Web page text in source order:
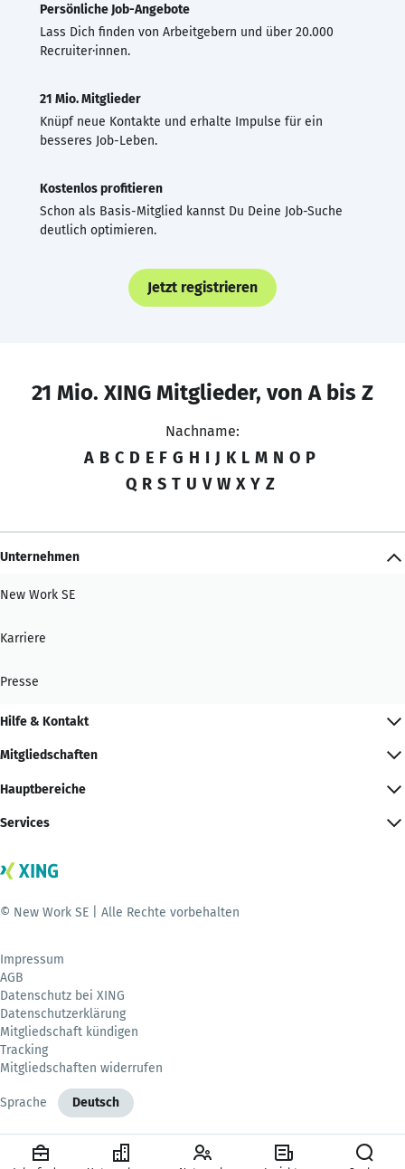
Persönliche Job-Angebote
Lass Dich finden von Arbeitgebern und über 20.000
Recruiter·innen.
21 Mio. Mitglieder
Knüpf neue Kontakte und erhalte Impulse für ein
besseres Job-Leben.
Kostenlos profitieren
Schon als Basis-Mitglied kannst Du Deine Job-Suche
deutlich optimieren.
Jetzt registrieren
21 Mio. XING Mitglieder, von A bis Z
Nachname:
A B C D E F G H I J K L M N O P
Q R S T U V W X Y Z
Unternehmen
New Work SE
Karriere
Presse
Hilfe & Kontakt
Mitgliedschaften
Hauptbereiche
Services
© New Work SE | Alle Rechte vorbehalten
Impressum
AGB
Datenschutz bei XING
Datenschutzerklärung
Mitgliedschaft kündigen
Tracking
Mitgliedschaften widerrufen
Sprache Deutsch